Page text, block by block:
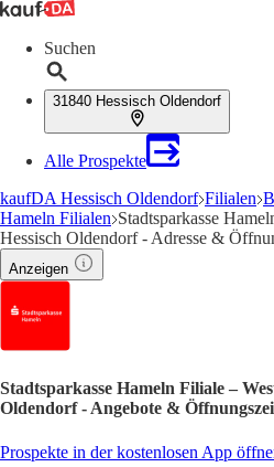
Suchen
31840 Hessisch Oldendorf
Alle Prospekte
kaufDA Hessisch Oldendorf Filialen
Hameln Filialen Stadtsparkasse
Hessisch Oldendorf - Adresse &
Anzeigen
Stadtsparkasse Hameln Filiale –
Oldendorf - Angebote &
Prospekte in der kostenlosen App